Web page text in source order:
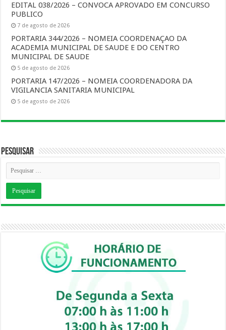
EDITAL 038/2026 – CONVOCA APROVADO EM CONCURSO
PUBLICO
7 de agosto de 2026
PORTARIA 344/2026 – NOMEIA COORDENAÇAO DA
ACADEMIA MUNICIPAL DE SAUDE E DO CENTRO
MUNICIPAL DE SAUDE
5 de agosto de 2026
PORTARIA 147/2026 – NOMEIA COORDENADORA DA
VIGILANCIA SANITARIA MUNICIPAL
5 de agosto de 2026
Pesquisar